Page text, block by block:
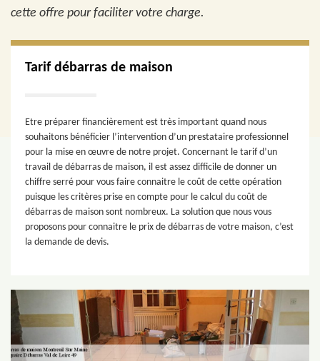
cette offre pour faciliter votre charge.
Tarif débarras de maison
Etre préparer financièrement est très important quand nous
souhaitons bénéficier l’intervention d’un prestataire professionnel
pour la mise en œuvre de notre projet. Concernant le tarif d’un
travail de débarras de maison, il est assez difficile de donner un
chiffre serré pour vous faire connaitre le coût de cette opération
puisque les critères prise en compte pour le calcul du coût de
débarras de maison sont nombreux. La solution que nous vous
proposons pour connaitre le prix de débarras de votre maison, c’est
la demande de devis.